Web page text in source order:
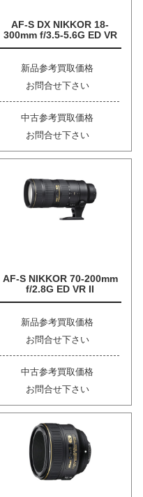
AF-S DX NIKKOR 18-
300mm f/3.5-5.6G ED VR
新品参考買取価格
お問合せ下さい
中古参考買取価格
お問合せ下さい
AF-S NIKKOR 70-200mm
f/2.8G ED VR II
新品参考買取価格
お問合せ下さい
中古参考買取価格
お問合せ下さい